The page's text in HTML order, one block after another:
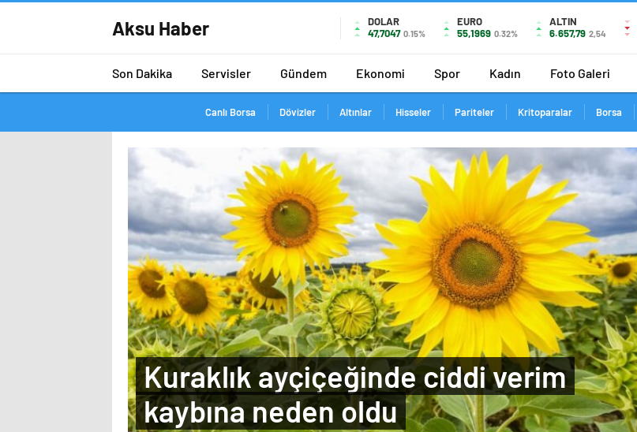
Aksu Haber
DOLAR
47,7047 0.15%
EURO
55,1969 0.32%
ALTIN
6.657,79 2,54
Son Dakika Servisler Gündem Ekonomi Spor Kadın Foto Galeri
Canlı Borsa Dövizler Altınlar Hisseler Pariteler Kritoparalar Borsa
Kuraklık ayçiçeğinde ciddi verim
kaybına neden oldu